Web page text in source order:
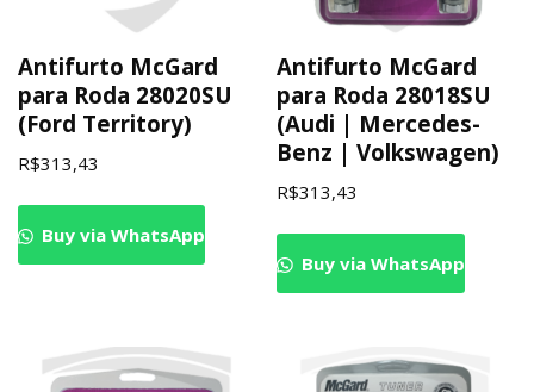
Antifurto McGard
para Roda 28020SU
(Ford Territory)
R$313,43
Buy via WhatsApp
Antifurto McGard
para Roda 28018SU
(Audi | Mercedes-
Benz | Volkswagen)
R$313,43
Buy via WhatsApp